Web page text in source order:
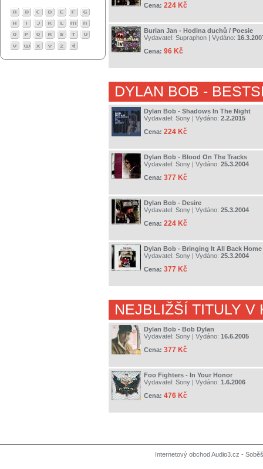
Cena: 224 Kč
Burian Jan - Hodina duchů / Poesie
Vydavatel: Supraphon | Vydáno:
Cena: 96 Kč
DYLAN BOB -
Dylan Bob - Shadows In The Night
Vydavatel: Sony | Vydáno: 2.2.2015
Cena: 224 Kč
Dylan Bob - Blood On The Tracks
Vydavatel: Sony | Vydáno: 25.3.2004
Cena: 377 Kč
Dylan Bob - Desire
Vydavatel: Sony | Vydáno: 25.3.2004
Cena: 224 Kč
Dylan Bob - Bringing It All Back Home
Vydavatel: Sony | Vydáno: 25.3.2004
Cena: 377 Kč
NEJBLIŽŠÍ TITULY V
Dylan Bob - Bob Dylan
Vydavatel: Sony | Vydáno: 16.6.2005
Cena: 377 Kč
Foo Fighters - In Your Honor
Vydavatel: Sony | Vydáno: 1.6.2006
Cena: 476 Kč
Internetový obchod Audio3.cz -